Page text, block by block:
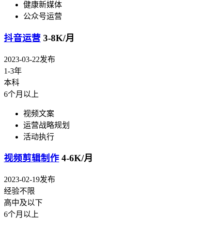
健康新媒体
公众号运营
抖音运营 3-8K/月
2023-03-22发布
1-3年
本科
6个月以上
视频文案
运营战略规划
活动执行
视频剪辑制作 4-6K/月
2023-02-19发布
经验不限
高中及以下
6个月以上